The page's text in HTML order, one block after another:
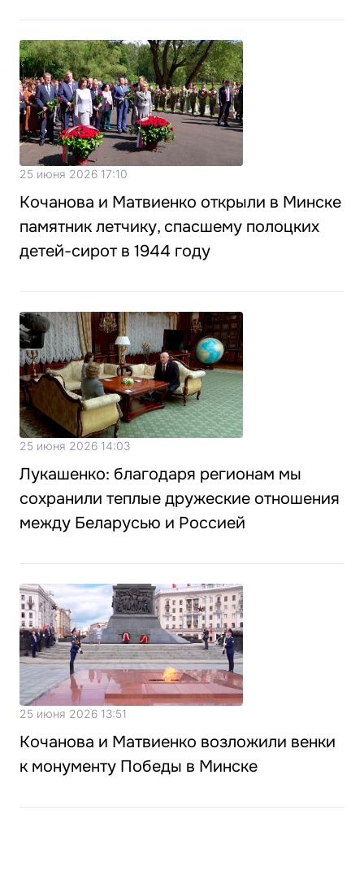
25 июня 2026 17:10
Кочанова и Матвиенко открыли в Минске
памятник летчику, спасшему полоцких
детей-сирот в 1944 году
25 июня 2026 14:03
Лукашенко: благодаря регионам мы
сохранили теплые дружеские отношения
между Беларусью и Россией
25 июня 2026 13:51
Кочанова и Матвиенко возложили венки
к монументу Победы в Минске